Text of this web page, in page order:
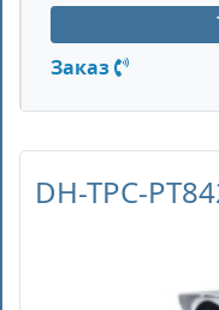
Заказ
DH-TPC-